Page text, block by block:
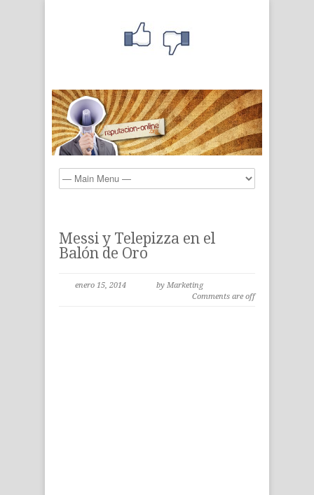
Messi y Telepizza en el
Balón de Oro
enero 15, 2014
by Marketing
Comments are off